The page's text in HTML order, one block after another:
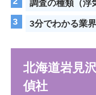
調査の種類（浮
3分でわかる業
北海道岩見
偵社